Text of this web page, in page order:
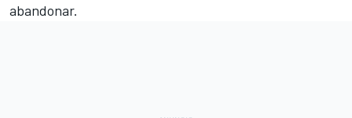
abandonar.